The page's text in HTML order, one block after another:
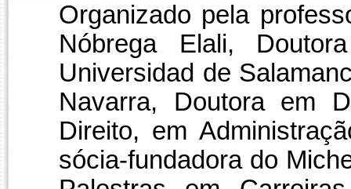
Organizado pela
Nóbrega Elali,
Universidad de
Navarra, Doutora em
Direito, em
sócia-fundadora do